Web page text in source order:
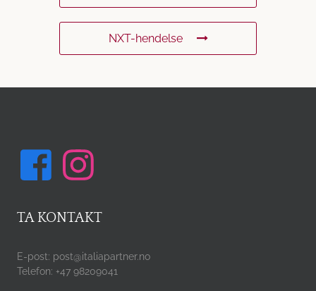
NXT-hendelse
TA KONTAKT
E-post: post@italiapartner.no
Telefon: +47 98209041